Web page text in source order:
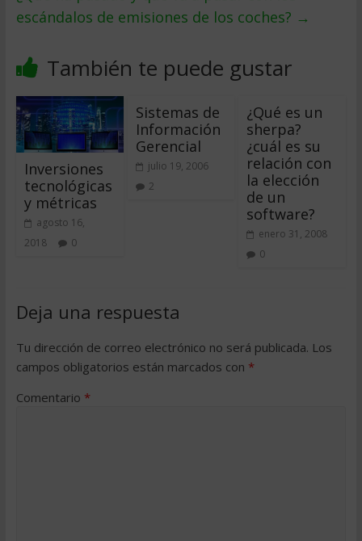
escándalos de emisiones de los coches? →
También te puede gustar
Inversiones
tecnológicas
y métricas
agosto 16,
2018
0
Sistemas de
Información
Gerencial
julio 19, 2006
2
¿Qué es un
sherpa?
¿cuál es su
relación con
la elección
de un
software?
enero 31, 2008
0
Deja una respuesta
Tu dirección de correo electrónico no será publicada. Los
campos obligatorios están marcados con *
Comentario *